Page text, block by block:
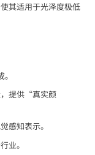
其适用于光泽度极低
，提供“真实颜
感知表示。
业。